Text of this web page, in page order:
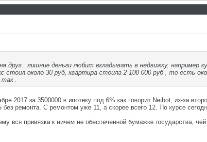
друг , лишние деньги любит вкладывать в недвижку, например
стоил около 30 руб, квартира стоила 2 100 000 руб , то есть
так .
2017 за 3500000 в ипотеку под 6% как говорит Neibot, из-за
без ремонта. С ремонтом уже 11, а скорее всего 12. По курсе
вся привязка к ничем не обеспеченной бумажке государства,